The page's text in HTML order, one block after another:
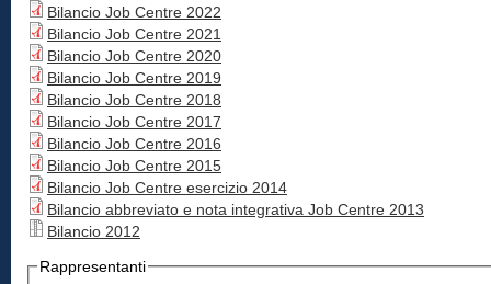
Bilancio Job Centre 2022
Bilancio Job Centre 2021
Bilancio Job Centre 2020
Bilancio Job Centre 2019
Bilancio Job Centre 2018
Bilancio Job Centre 2017
Bilancio Job Centre 2016
Bilancio Job Centre 2015
Bilancio Job Centre esercizio 2014
Bilancio abbreviato e nota integrativa Job Centre 2013
Bilancio 2012
Rappresentanti